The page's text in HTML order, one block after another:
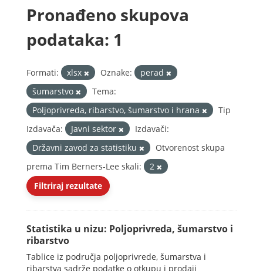
Pronađeno skupova
podataka: 1
Formati: xlsx Oznake:
perad
šumarstvo
Tema:
Poljoprivreda, ribarstvo, šumarstvo i hrana
Tip
Izdavača:
Javni sektor
Izdavači:
Državni zavod za statistiku
Otvorenost skupa
prema Tim Berners-Lee skali:
2
Filtriraj rezultate
Statistika u nizu: Poljoprivreda, šumarstvo i
ribarstvo
Tablice iz područja poljoprivrede, šumarstva i
ribarstva sadrže podatke o otkupu i prodaji